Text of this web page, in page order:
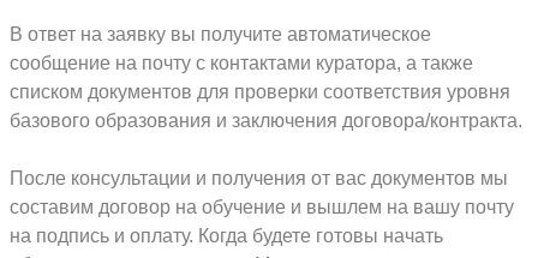
В ответ на заявку вы получите автоматическое
сообщение на почту с контактами куратора, а также
списком документов для проверки соответствия уровня
базового образования и заключения договора/контракта.
После консультации и получения от вас документов мы
составим договор на обучение и вышлем на вашу почту
на подпись и оплату. Когда будете готовы начать